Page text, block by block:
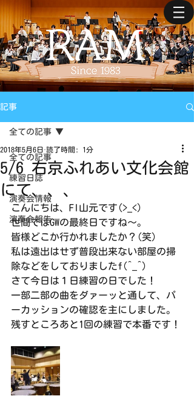
記事
全ての記事
練習日誌
演奏会情報
演奏会報告
全ての記事
5/6 右京ふれあい文化会館
にて、、、
2018年5月6日 読了時間: 1分
こんにちは、Fl山元です(>_<)
世間ではGWの最終日ですね～。
皆様どこか行かれましたか？(笑)
私は遠出はせず普段出来ない部屋の掃
除などをしておりましたf(^_^)
さて今日は１日練習の日でした！
一部二部の曲をダァーッと通して、パ
ーカッションの確認を主にしました。
残すところあと1回の練習で本番です！